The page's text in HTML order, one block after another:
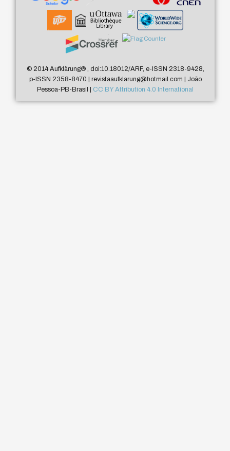
© 2014 Aufklärung®, doi:10.18012/ARF, e-ISSN 2318-9428,
p-ISSN 2358-8470 | revistaaufklarung@hotmail.com | João
Pessoa-PB-Brasil | CC BY Attribution 4.0 International